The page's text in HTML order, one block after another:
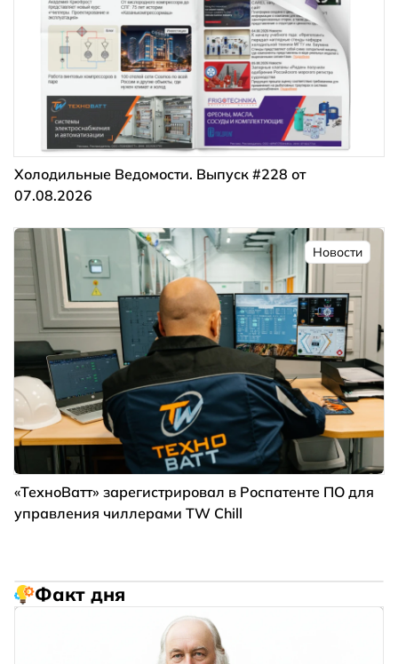
Холодильные Ведомости. Выпуск #228 от
07.08.2026
Новости
«ТехноВатт» зарегистрировал в Роспатенте ПО для
управления чиллерами TW Chill
Факт дня